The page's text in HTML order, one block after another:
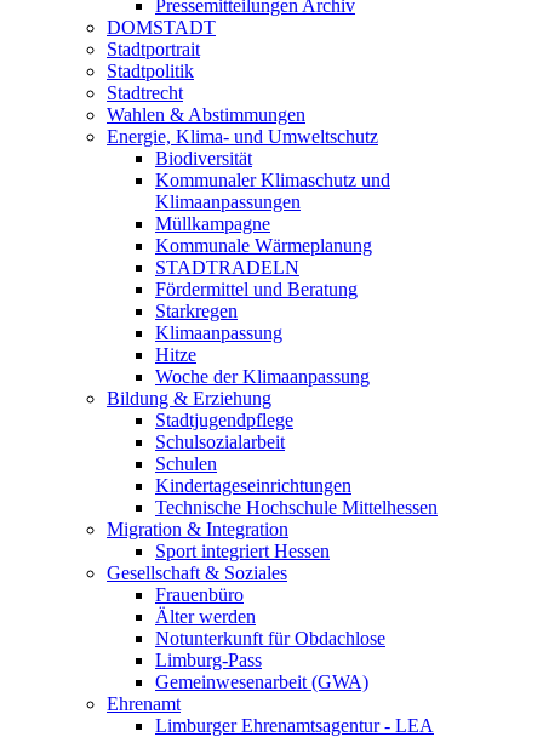
Pressemitteilungen Archiv
DOMSTADT
Stadtportrait
Stadtpolitik
Stadtrecht
Wahlen & Abstimmungen
Energie, Klima- und Umweltschutz
Biodiversität
Kommunaler Klimaschutz und
Klimaanpassungen
Müllkampagne
Kommunale Wärmeplanung
STADTRADELN
Fördermittel und Beratung
Starkregen
Klimaanpassung
Hitze
Woche der Klimaanpassung
Bildung & Erziehung
Stadtjugendpflege
Schulsozialarbeit
Schulen
Kindertageseinrichtungen
Technische Hochschule Mittelhessen
Migration & Integration
Sport integriert Hessen
Gesellschaft & Soziales
Frauenbüro
Älter werden
Notunterkunft für Obdachlose
Limburg-Pass
Gemeinwesenarbeit (GWA)
Ehrenamt
Limburger Ehrenamtsagentur - LEA